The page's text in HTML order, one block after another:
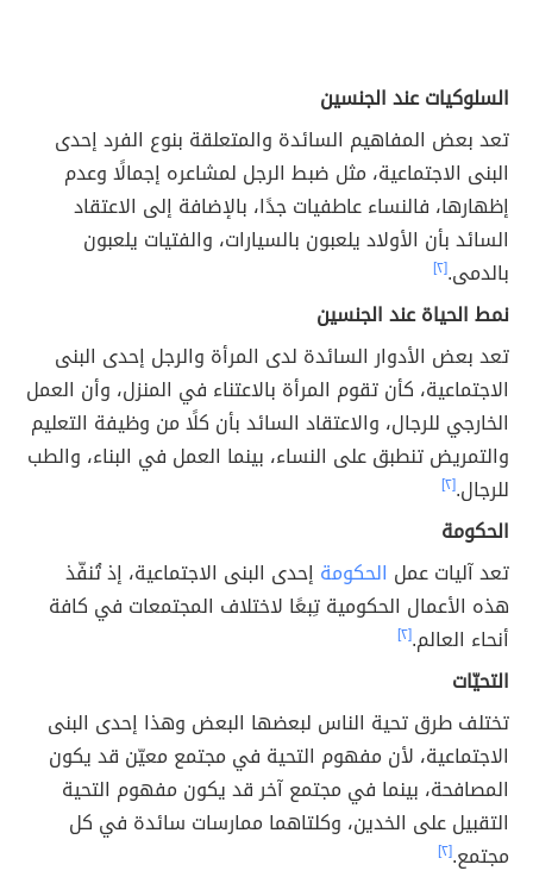
السلوكيات عند الجنسين
تعد بعض المفاهيم السائدة والمتعلقة بنوع الفرد إحدى
البنى الاجتماعية، مثل ضبط الرجل لمشاعره إجمالًا وعدم
إظهارها، فالنساء عاطفيات جدًا، بالإضافة إلى الاعتقاد
السائد بأن الأولاد يلعبون بالسيارات، والفتيات يلعبون
بالدمى.[٢]
نمط الحياة عند الجنسين
تعد بعض الأدوار السائدة لدى المرأة والرجل إحدى البنى
الاجتماعية، كأن تقوم المرأة بالاعتناء في المنزل، وأن العمل
الخارجي للرجال، والاعتقاد السائد بأن كلًا من وظيفة التعليم
والتمريض تنطبق على النساء، بينما العمل في البناء، والطب
للرجال.[٢]
الحكومة
تعد آليات عمل الحكومة إحدى البنى الاجتماعية، إذ تُنفّذ
هذه الأعمال الحكومية تِبعًا لاختلاف المجتمعات في كافة
أنحاء العالم.[٢]
التحيّات
تختلف طرق تحية الناس لبعضها البعض وهذا إحدى البنى
الاجتماعية، لأن مفهوم التحية في مجتمع معيّن قد يكون
المصافحة، بينما في مجتمع آخر قد يكون مفهوم التحية
التقبيل على الخدين، وكلتاهما ممارسات سائدة في كل
مجتمع.[٢]